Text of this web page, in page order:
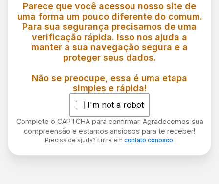
Parece que você acessou nosso site de
uma forma um pouco diferente do comum.
Para sua segurança precisamos de uma
verificação rápida. Isso nos ajuda a
manter a sua navegação segura e a
proteger seus dados.
Não se preocupe, essa é uma etapa
simples e rápida!
I'm not a robot
Complete o CAPTCHA para confirmar. Agradecemos sua
compreensão e estamos ansiosos para te receber!
Precisa de ajuda? Entre em contato conosco.